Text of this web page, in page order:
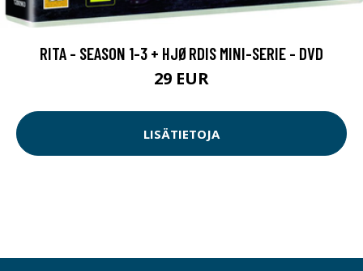
RITA - SEASON 1-3 + HJØRDIS MINI-SERIE - DVD
29 EUR
LISÄTIETOJA